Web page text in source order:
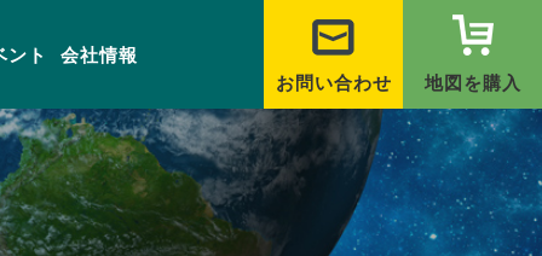
ント
会社情報
お問い合わせ
地図を購入